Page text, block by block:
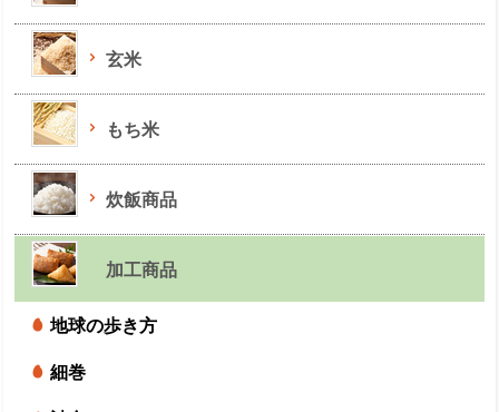
玄米
もち米
炊飯商品
加工商品
地球の歩き方
細巻